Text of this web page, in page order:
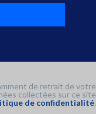
de retrait de votre
collectées sur ce site
de confidentialité.